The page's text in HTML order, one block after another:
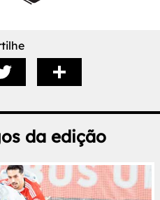
da edição